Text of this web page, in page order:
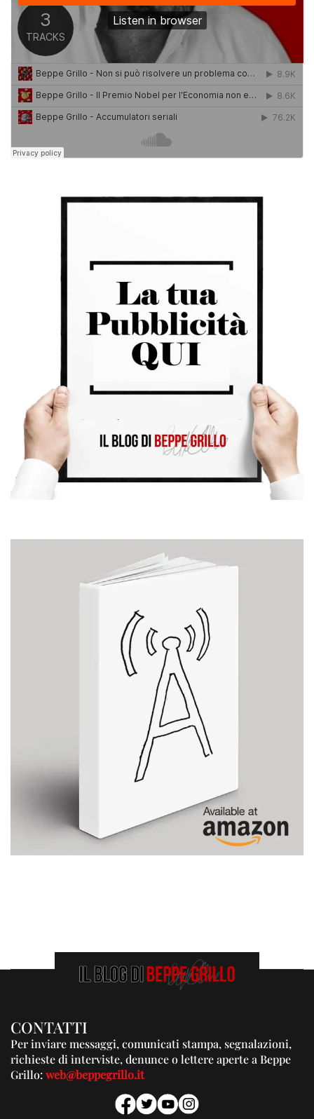
CONTATTI
Per inviare messaggi, comunicati stampa, segnalazioni,
richieste di interviste, denunce o lettere aperte a Beppe
Grillo:web@beppegrillo.it